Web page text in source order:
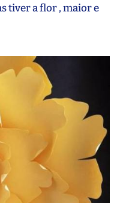
tiver a flor , maior e